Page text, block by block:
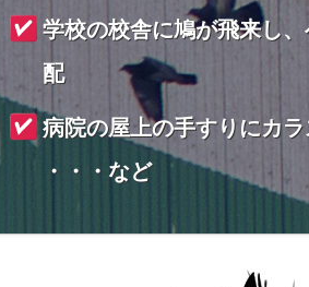
学校の校舎に鳩が飛来し
配
病院の屋上の手すりにカ
・・・など